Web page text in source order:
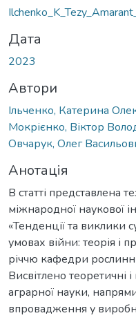
Дата
2023
Автори
Ільченко, Катерина
Мокрієнко, Віктор
Овчарук, Олег
Анотація
В статті представлена
міжнародної наукової
«Тенденції та виклики
умовах війни: теорія і
річчю кафедри
Висвітлено теоретичні
аграрної науки,
впровадження у